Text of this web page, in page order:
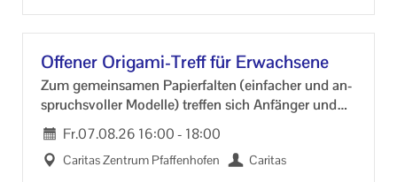
Of­fe­ner Origami-​Treff für Er­wach­se­ne
Zum ge­mein­sa­men Pa­pier­fal­ten (ein­fa­cher und an­
spruchs­vol­ler Mo­del­le) tref­fen sich An­fän­ger und
Fort­ge­schrit­te­ne
Fr.07.08.26 16:00- 18:00
Ca­ri­tas Zen­trum Pfaf­fen­ho­fen Ca­ri­tas